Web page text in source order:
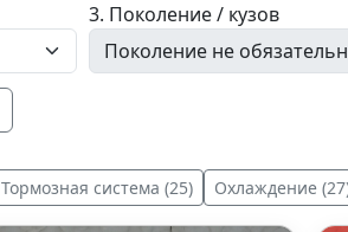
3. Поколение / кузов
Тормозная система (25) Охлаждение